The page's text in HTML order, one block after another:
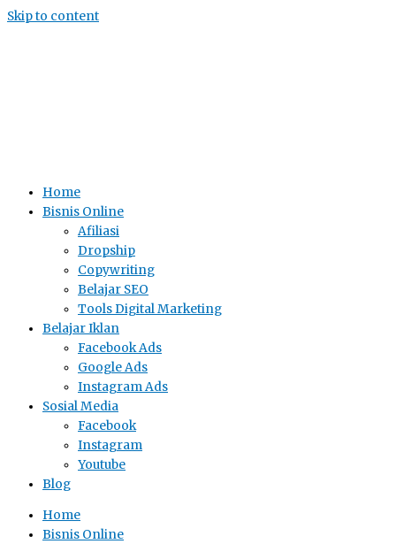
Skip to content
Home
Bisnis Online
Afiliasi
Dropship
Copywriting
Belajar SEO
Tools Digital Marketing
Belajar Iklan
Facebook Ads
Google Ads
Instagram Ads
Sosial Media
Facebook
Instagram
Youtube
Blog
Home
Bisnis Online